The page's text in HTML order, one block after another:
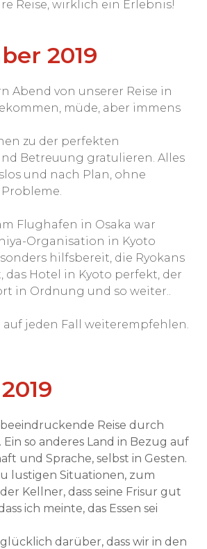
Reise, wirklich ein Erlebnis!
2019
Abend von unserer Reise in
müde, aber immens
zu der perfekten
Betreuung gratulieren. Alles
und nach Plan, ohne
Flughafen in Osaka war
Organisation in Kyoto
hilfsbereit, die Ryokans
das Hotel in Kyoto perfekt, der
in Ordnung und so weiter..
auf jeden Fall weiterempfehlen.
Reise durch
so anderes Land in Bezug auf
und Sprache, selbst in Gesten.
lustigen Situationen, zum
Kellner, dass seine Frisur gut
ich meinte, das Essen sei
darüber, dass wir in den